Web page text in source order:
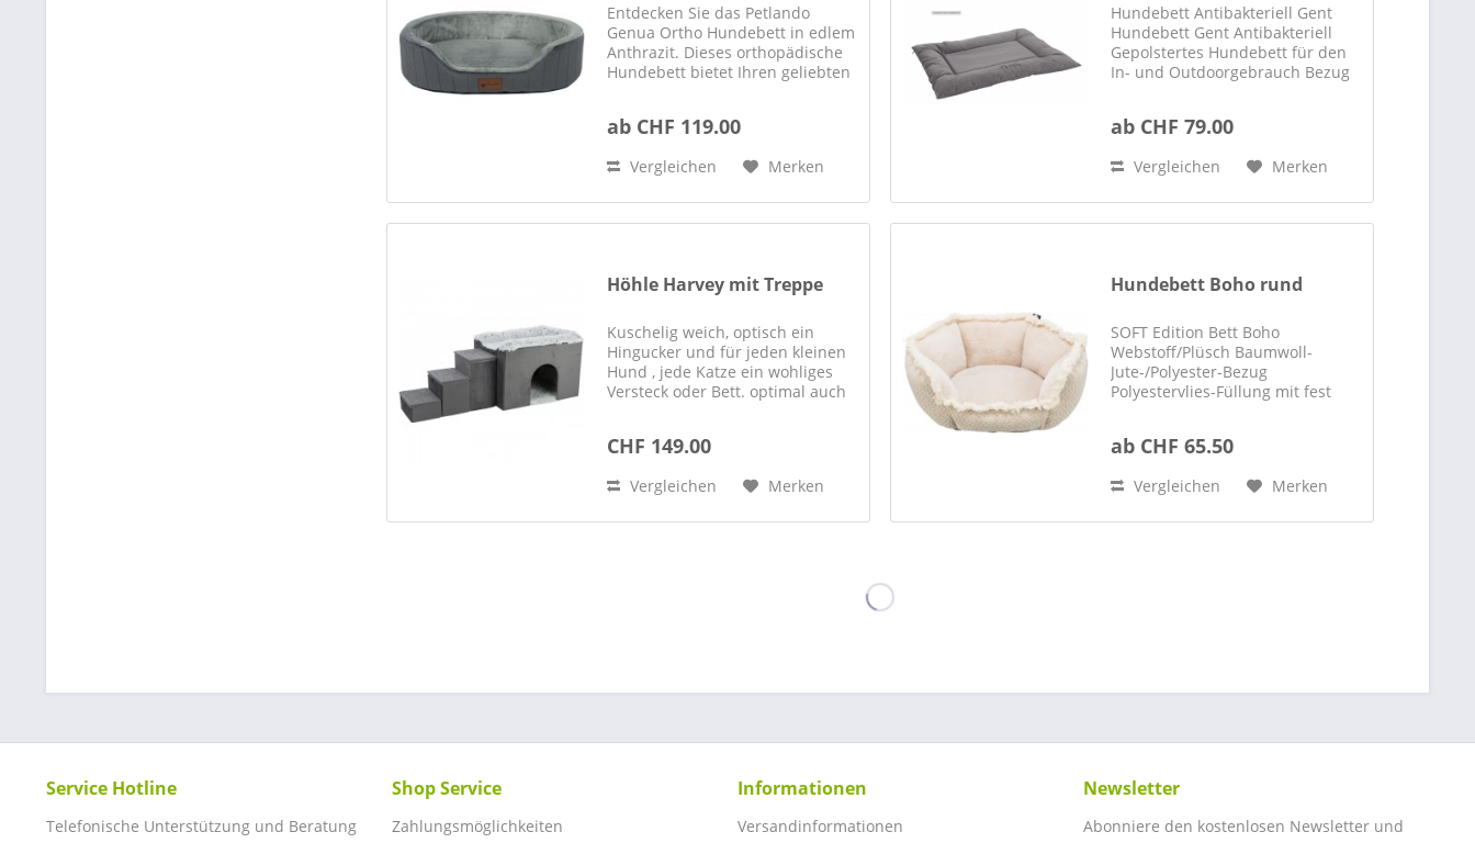
Entdecken Sie das Petlando
Genua Ortho Hundebett in edlem
Anthrazit. Dieses orthopädische
Hundebett bietet Ihren geliebten
hilft auch dabei, Krankheiten im
ab CHF 119.00
Vergleichen Merken
Hundebett Antibakteriell Gent
Hundebett Gent Antibakteriell
Gepolstertes Hundebett für den
In- und Outdoorgebrauch Bezug
Strapazierfähigkeit und
ab CHF 79.00
Vergleichen Merken
Höhle Harvey mit Treppe
Kuschelig weich, optisch ein
Hingucker und für jeden kleinen
Hund , jede Katze ein wohliges
Versteck oder Bett. optimal auch
Bezug gepolsterte Liegeplatte mit
CHF 149.00
Vergleichen Merken
Hundebett Boho rund
SOFT Edition Bett Boho
Webstoff/Plüsch Baumwoll-
Jute-/Polyester-Bezug
Polyestervlies-Füllung mit fest
In drei Grössen: 50 x 50cm 65 x
ab CHF 65.50
Vergleichen Merken
Service Hotline
Telefonische Unterstützung und Beratung
Shop Service
Zahlungsmöglichkeiten
Informationen
Versandinformationen
Newsletter
Abonniere den kostenlosen Newsletter und